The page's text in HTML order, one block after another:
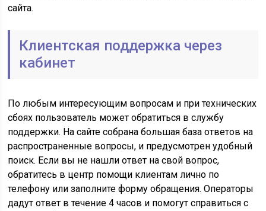
сайта.
Клиентская поддержка через
кабинет
По любым интересующим вопросам и при технических
сбоях пользователь может обратиться в службу
поддержки. На сайте собрана большая база ответов на
распространенные вопросы, и предусмотрен удобный
поиск. Если вы не нашли ответ на свой вопрос,
обратитесь в центр помощи клиентам лично по
телефону или заполните форму обращения. Операторы
дадут ответ в течение 4 часов и помогут справиться с